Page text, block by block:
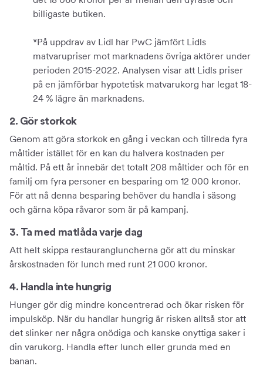
billigaste butiken.
*På uppdrav av Lidl har PwC jämfört Lidls
matvarupriser mot marknadens övriga aktörer under
perioden 2015-2022. Analysen visar att Lidls priser
på en jämförbar hypotetisk matvarukorg har legat 18-
24 % lägre än marknadens.
2. Gör storkok
Genom att göra storkok en gång i veckan och tillreda fyra
måltider istället för en kan du halvera kostnaden per
måltid. På ett år innebär det totalt 208 måltider och för en
familj om fyra personer en besparing om 12 000 kronor.
För att nå denna besparing behöver du handla i säsong
och gärna köpa råvaror som är på kampanj.
3. Ta med matlåda varje dag
Att helt skippa restaurangluncherna gör att du minskar
årskostnaden för lunch med runt 21 000 kronor.
4. Handla inte hungrig
Hunger gör dig mindre koncentrerad och ökar risken för
impulsköp. När du handlar hungrig är risken alltså stor att
det slinker ner några onödiga och kanske onyttiga saker i
din varukorg. Handla efter lunch eller grunda med en
banan.